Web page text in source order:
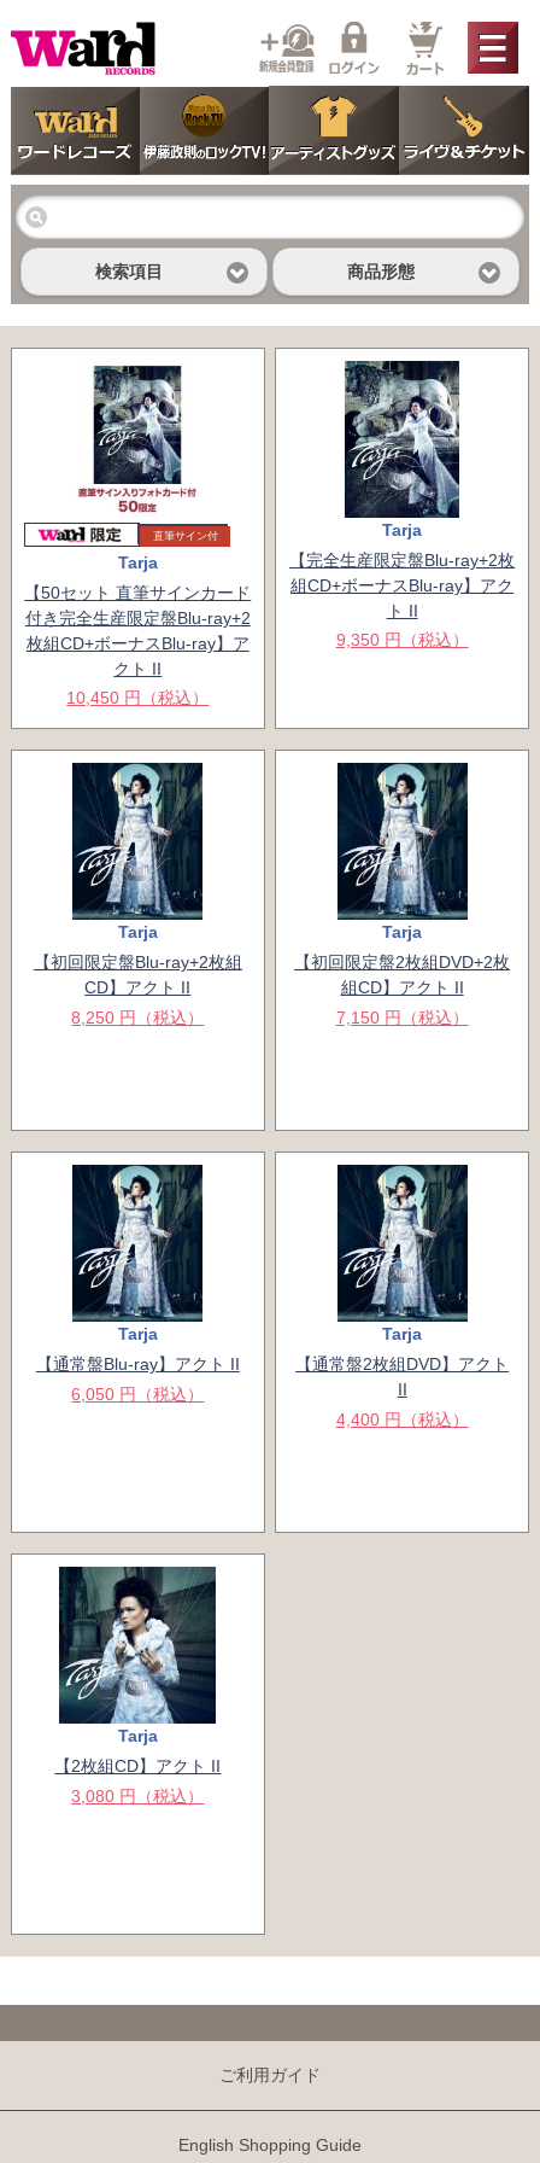
検索項目 商品形態
直筆サイン付
Tarja
【50セット 直筆サインカード
付き完全生産限定盤Blu-ray+2
枚組CD+ボーナスBlu-ray】ア
クト II
10,450 円（税込）
Tarja
【完全生産限定盤Blu-ray+2枚
組CD+ボーナスBlu-ray】アク
ト II
9,350 円（税込）
Tarja
【初回限定盤Blu-ray+2枚組
CD】アクト II
8,250 円（税込）
Tarja
【初回限定盤2枚組DVD+2枚
組CD】アクト II
7,150 円（税込）
Tarja
【通常盤Blu-ray】アクト II
6,050 円（税込）
Tarja
【通常盤2枚組DVD】アクト
II
4,400 円（税込）
Tarja
【2枚組CD】アクト II
3,080 円（税込）
ご利用ガイド
English Shopping Guide